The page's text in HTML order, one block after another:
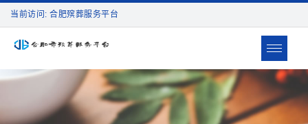
当前访问: 合肥殡葬服务平台
Toggle